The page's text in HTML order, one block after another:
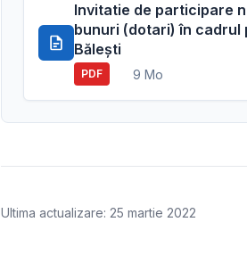
Invitatie de participare
bunuri (dotari) în
Bălești
PDF 9 Mo
Ultima actualizare: 25 martie 2022